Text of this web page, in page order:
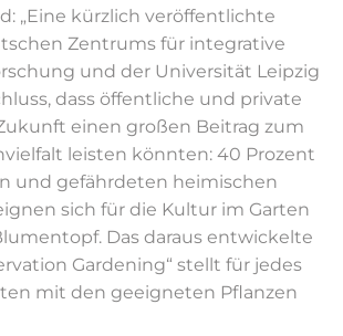
„Eine kürzlich veröffentlichte
Zentrums für integrative
und der Universität Leipzig
dass öffentliche und private
einen großen Beitrag zum
leisten könnten: 40 Prozent
und gefährdeten heimischen
sich für die Kultur im Garten
Das daraus entwickelte
Gardening“ stellt für jedes
mit den geeigneten Pflanzen